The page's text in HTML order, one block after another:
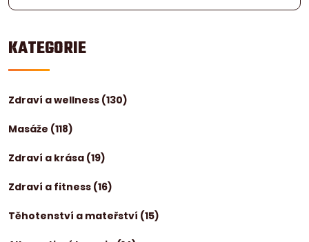
KATEGORIE
Zdraví a wellness (130)
Masáže (118)
Zdraví a krása (19)
Zdraví a fitness (16)
Těhotenství a mateřství (15)